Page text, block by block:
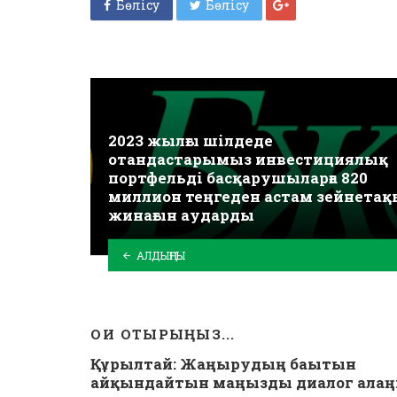
Бөлісу Бөлісу
2023 жылғы шілдеде
отандастарымыз инвестициялық
портфельді басқарушыларға 820
миллион теңгеден астам
жинағын аударды
АЛДЫҢҒЫ
ОҚИ ОТЫРЫҢЫЗ...
Құрылтай: Жаңғырудың бағытын
айқындайтын маңызды диалог